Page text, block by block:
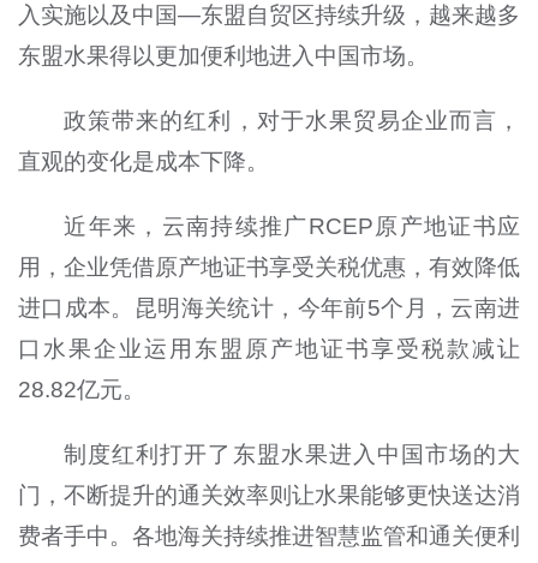
入实施以及中国—东盟自贸区持续升级，越来越多
东盟水果得以更加便利地进入中国市场。
政策带来的红利，对于水果贸易企业而言，
直观的变化是成本下降。
近年来，云南持续推广RCEP原产地证书应
用，企业凭借原产地证书享受关税优惠，有效降低
进口成本。昆明海关统计，今年前5个月，云南进
口水果企业运用东盟原产地证书享受税款减让
28.82亿元。
制度红利打开了东盟水果进入中国市场的大
门，不断提升的通关效率则让水果能够更快送达消
费者手中。各地海关持续推进智慧监管和通关便利